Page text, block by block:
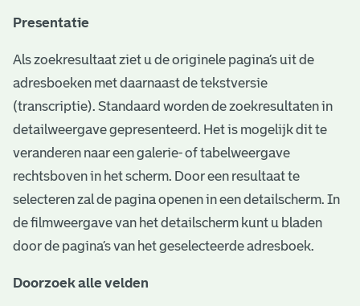
Presentatie
Als zoekresultaat ziet u de originele pagina’s uit de
adresboeken met daarnaast de tekstversie
(transcriptie). Standaard worden de zoekresultaten in
detailweergave gepresenteerd. Het is mogelijk dit te
veranderen naar een galerie- of tabelweergave
rechtsboven in het scherm. Door een resultaat te
selecteren zal de pagina openen in een detailscherm. In
de filmweergave van het detailscherm kunt u bladen
door de pagina’s van het geselecteerde adresboek.
Doorzoek alle velden